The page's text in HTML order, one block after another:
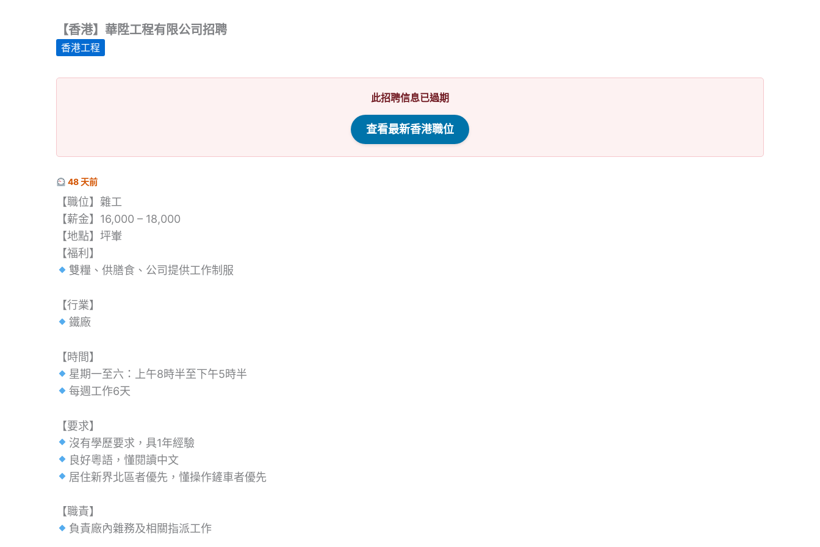
【香港】華陞工程有限公司招聘
香港工程
此招聘信息已過期
查看最新香港職位
48 天前
【職位】雜工
【薪金】16,000 – 18,000
【地點】坪輋
【福利】
雙糧、供膳食、公司提供工作制服
【行業】
鐵廠
【時間】
星期一至六：上午8時半至下午5時半
每週工作6天
【要求】
沒有學歷要求，具1年經驗
良好粵語，懂閱讀中文
居住新界北區者優先，懂操作鏟車者優先
【職責】
負責廠內雜務及相關指派工作